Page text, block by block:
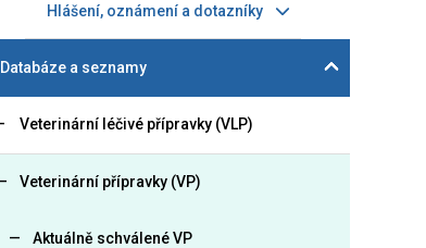
Hlášení, oznámení a dotazníky
Databáze a seznamy
Veterinární léčivé přípravky (VLP)
Veterinární přípravky (VP)
Aktuálně schválené VP